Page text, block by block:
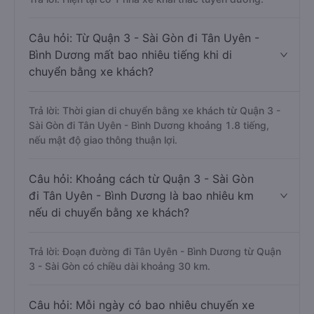
Câu hỏi: Từ Quận 3 - Sài Gòn đi Tân Uyên -
Bình Dương mất bao nhiêu tiếng khi di
chuyển bằng xe khách?
Trả lời: Thời gian di chuyển bằng xe khách từ Quận 3 -
Sài Gòn đi Tân Uyên - Bình Dương khoảng 1.8 tiếng,
nếu mật độ giao thông thuận lợi.
Câu hỏi: Khoảng cách từ Quận 3 - Sài Gòn
đi Tân Uyên - Bình Dương là bao nhiêu km
nếu di chuyển bằng xe khách?
Trả lời: Đoạn đường đi Tân Uyên - Bình Dương từ Quận
3 - Sài Gòn có chiều dài khoảng 30 km.
Câu hỏi: Mỗi ngày có bao nhiêu chuyến xe